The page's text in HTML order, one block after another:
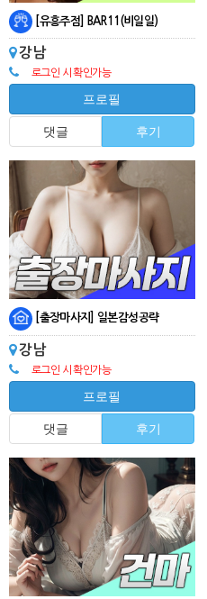
[유흥주점] BAR11(비일일)
강남
로그인 시 확인가능
프로필
댓글 후기
[출장마사지] 일본감성공략
강남
로그인 시 확인가능
프로필
댓글 후기